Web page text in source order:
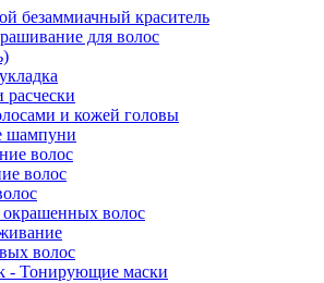
безаммиачный краситель
для волос
и кожей головы
шампуни
волос
волос
окрашенных волос
волос
- Тонирующие маски